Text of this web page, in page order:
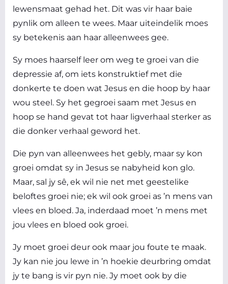
lewensmaat gehad het. Dit was vir haar baie
pynlik om alleen te wees. Maar uiteindelik moes
sy betekenis aan haar alleenwees gee.
Sy moes haarself leer om weg te groei van die
depressie af, om iets konstruktief met die
donkerte te doen wat Jesus en die hoop by haar
wou steel. Sy het gegroei saam met Jesus en
hoop se hand gevat tot haar ligverhaal sterker as
die donker verhaal geword het.
Die pyn van alleenwees het gebly, maar sy kon
groei omdat sy in Jesus se nabyheid kon glo.
Maar, sal jy sê, ek wil nie net met geestelike
beloftes groei nie; ek wil ook groei as ’n mens van
vlees en bloed. Ja, inderdaad moet ’n mens met
jou vlees en bloed ook groei.
Jy moet groei deur ook maar jou foute te maak.
Jy kan nie jou lewe in ’n hoekie deurbring omdat
jy te bang is vir pyn nie. Jy moet ook by die